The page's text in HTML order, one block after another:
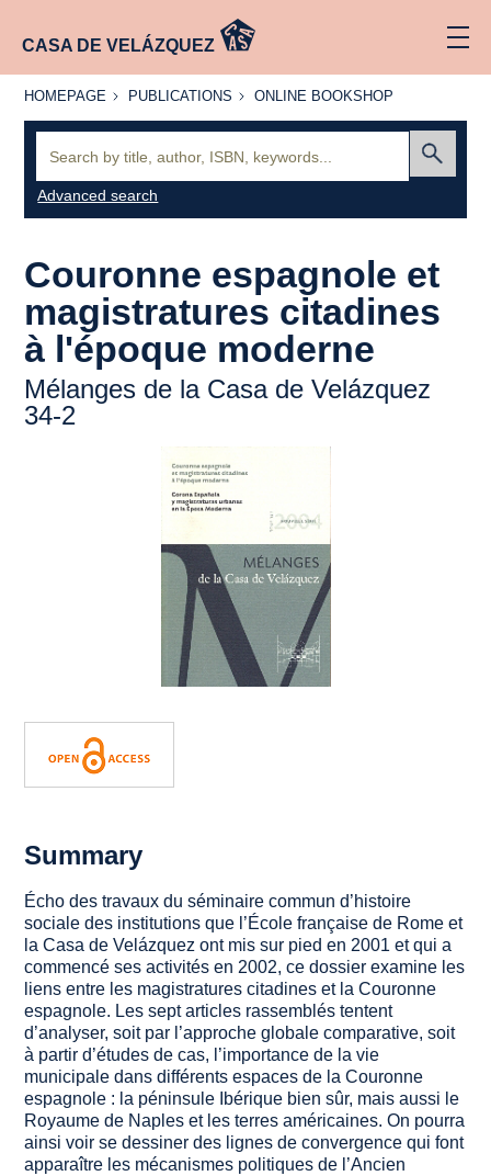
CASA DE VELÁZQUEZ
HOMEPAGE
HOMEPAGE PUBLICATIONS
PUBLICATIONS
ONLINE
ONLINE BOOKSHOP
Advanced search
Couronne espagnole et
magistratures citadines
à l'époque moderne
Mélanges de la Casa de Velázquez
34-2
Summary
Écho des travaux du séminaire commun d’histoire
sociale des institutions que l’École française de Rome et
la Casa de Velázquez ont mis sur pied en 2001 et qui a
commencé ses activités en 2002, ce dossier examine les
liens entre les magistratures citadines et la Couronne
espagnole. Les sept articles rassemblés tentent
d’analyser, soit par l’approche globale comparative, soit
à partir d’études de cas, l’importance de la vie
municipale dans différents espaces de la Couronne
espagnole : la péninsule Ibérique bien sûr, mais aussi le
Royaume de Naples et les terres américaines. On pourra
ainsi voir se dessiner des lignes de convergence qui font
apparaître les mécanismes politiques de l’Ancien